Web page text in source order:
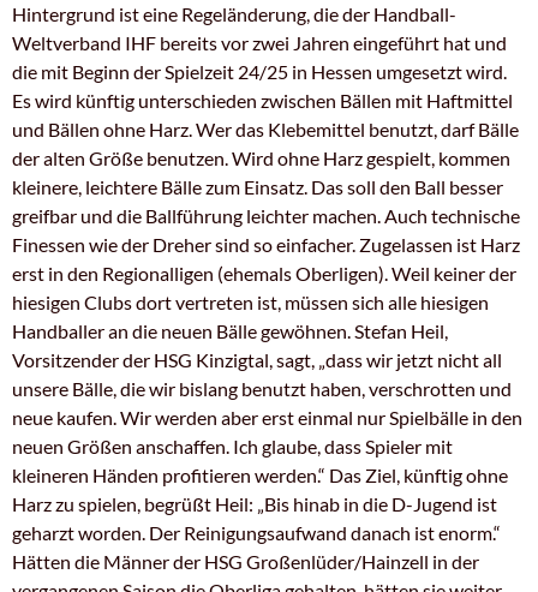
Hintergrund ist eine Regeländerung, die der Handball-
Weltverband IHF bereits vor zwei Jahren eingeführt hat und
die mit Beginn der Spielzeit 24/25 in Hessen umgesetzt wird.
Es wird künftig unterschieden zwischen Bällen mit Haftmittel
und Bällen ohne Harz. Wer das Klebemittel benutzt, darf Bälle
der alten Größe benutzen. Wird ohne Harz gespielt, kommen
kleinere, leichtere Bälle zum Einsatz. Das soll den Ball besser
greifbar und die Ballführung leichter machen. Auch technische
Finessen wie der Dreher sind so einfacher. Zugelassen ist Harz
erst in den Regionalligen (ehemals Oberligen). Weil keiner der
hiesigen Clubs dort vertreten ist, müssen sich alle hiesigen
Handballer an die neuen Bälle gewöhnen. Stefan Heil,
Vorsitzender der HSG Kinzigtal, sagt, „dass wir jetzt nicht all
unsere Bälle, die wir bislang benutzt haben, verschrotten und
neue kaufen. Wir werden aber erst einmal nur Spielbälle in den
neuen Größen anschaffen. Ich glaube, dass Spieler mit
kleineren Händen profitieren werden.“ Das Ziel, künftig ohne
Harz zu spielen, begrüßt Heil: „Bis hinab in die D-Jugend ist
geharzt worden. Der Reinigungsaufwand danach ist enorm.“
Hätten die Männer der HSG Großenlüder/Hainzell in der